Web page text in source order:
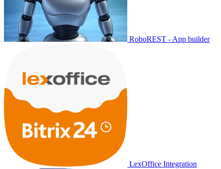
RoboREST - App builder
LexOffice Integration